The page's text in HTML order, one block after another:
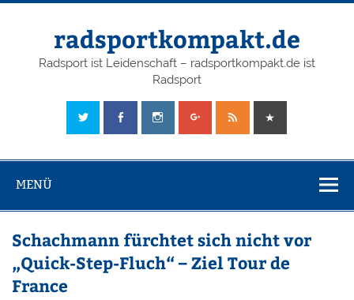
radsportkompakt.de
Radsport ist Leidenschaft – radsportkompakt.de ist
Radsport
MENÜ
Schachmann fürchtet sich nicht vor
„Quick-Step-Fluch“ – Ziel Tour de
France